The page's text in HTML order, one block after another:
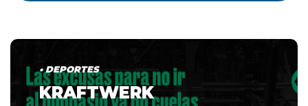
• DEPORTES
KRAFTWERK